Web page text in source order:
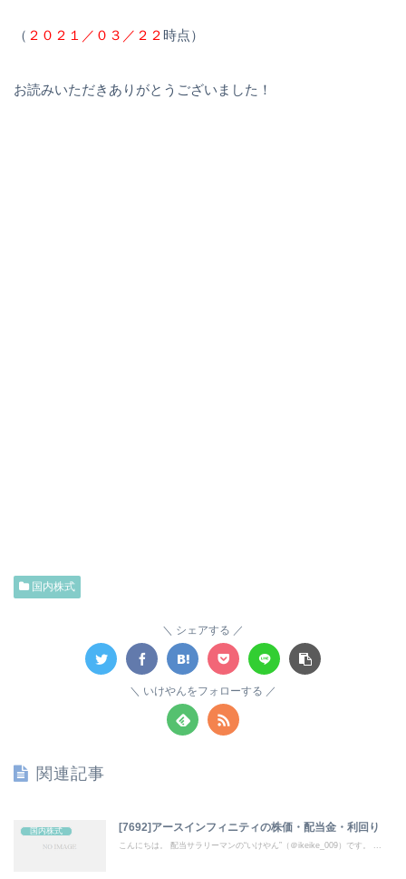
（ ２０２１／０３／２２時点）
お読みいただきありがとうございました！
国内株式
シェアする
いけやんをフォローする
関連記事
国内株式 [7692]アースインフィニティの株価・配当金・利回り
こんにちは。 配当サラリーマンの“いけやん”（＠ikeike_009）です。 ...